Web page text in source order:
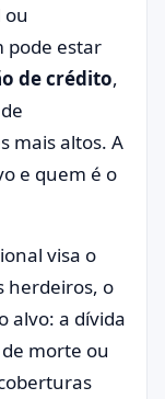
pode estar
de crédito,
mais altos. A
e quem é o
visa o
herdeiros, o
alvo: a dívida
morte ou